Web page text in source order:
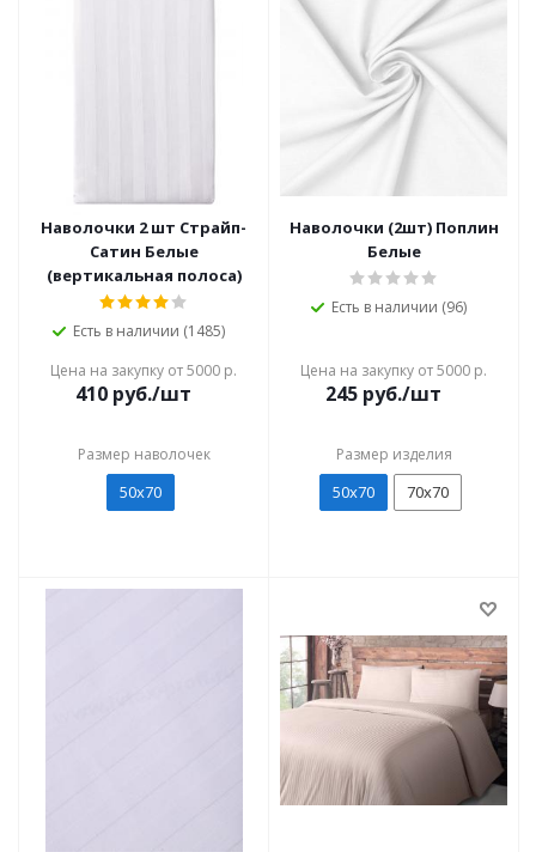
Наволочки 2 шт Страйп-
Сатин Белые
(вертикальная полоса)
Есть в наличии (1485)
Цена на закупку от 5000 р.
410 руб./шт
Размер наволочек
50х70
Наволочки (2шт) Поплин
Белые
Есть в наличии (96)
Цена на закупку от 5000 р.
245 руб./шт
Размер изделия
50х70 70х70